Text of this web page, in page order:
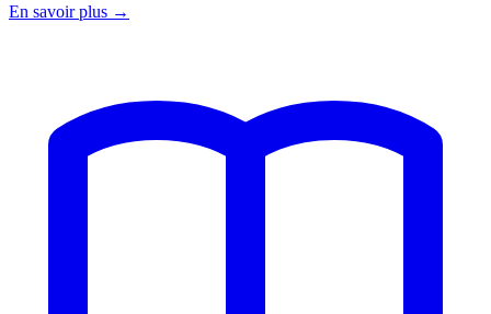
En savoir plus →